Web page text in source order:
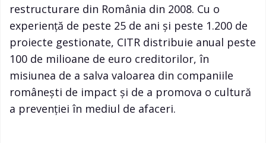
restructurare din România din 2008. Cu o
experiență de peste 25 de ani și peste 1.200 de
proiecte gestionate, CITR distribuie anual peste
100 de milioane de euro creditorilor, în
misiunea de a salva valoarea din companiile
românești de impact și de a promova o cultură
a prevenției în mediul de afaceri.